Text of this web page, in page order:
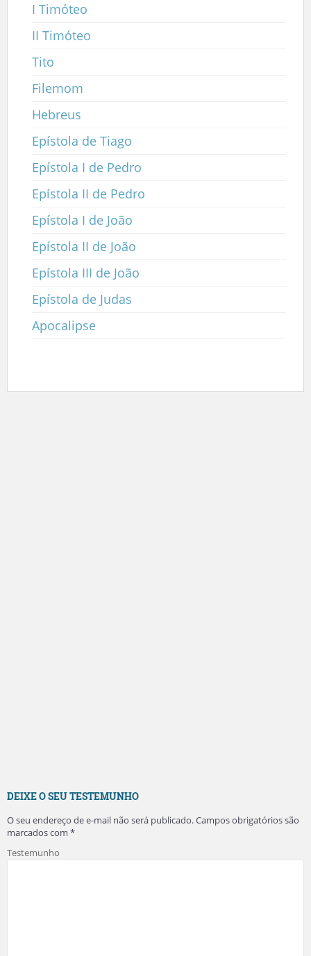
I Timóteo
II Timóteo
Tito
Filemom
Hebreus
Epístola de Tiago
Epístola I de Pedro
Epístola II de Pedro
Epístola I de João
Epístola II de João
Epístola III de João
Epístola de Judas
Apocalipse
DEIXE O SEU TESTEMUNHO
O seu endereço de e-mail não será publicado.Campos obrigatórios são
marcados com *
Testemunho